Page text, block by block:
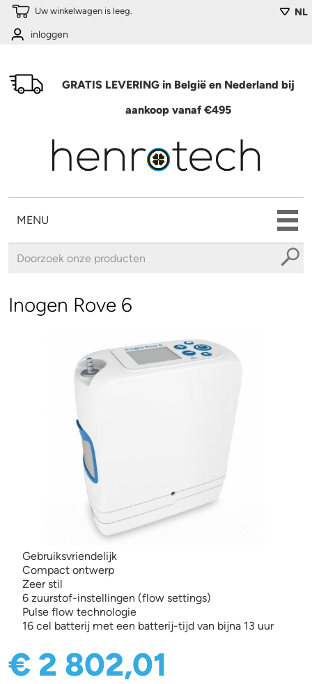
Overslaan en naar de algemene inhoud gaan NL
Uw winkelwagen is leeg.
inloggen
GRATIS LEVERING in België en Nederland bij
aankoop vanaf €495
MENU
Inogen Rove 6
Gebruiksvriendelijk
Compact ontwerp
Zeer stil
6 zuurstof-instellingen (flow settings)
Pulse flow technologie
16 cel batterij met een batterij-tijd van bijna 13 uur
€ 2 802,01